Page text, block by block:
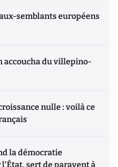
semblants européens
accoucha du villepino-
nulle : voilà ce
la démocratie
sert de paravent à